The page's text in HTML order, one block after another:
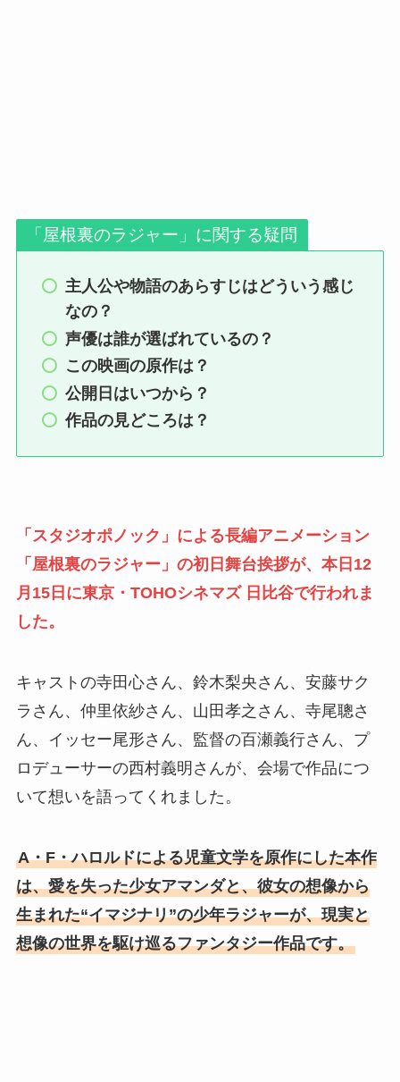
「屋根裏のラジャー」に関する疑問
主人公や物語のあらすじはどういう感じ
なの？
声優は誰が選ばれているの？
この映画の原作は？
公開日はいつから？
作品の見どころは？
「スタジオポノック」による長編アニメーション
「屋根裏のラジャー」の初日舞台挨拶が、本日12
月15日に東京・TOHOシネマズ 日比谷で行われま
した。
キャストの寺田心さん、鈴木梨央さん、安藤サク
ラさん、仲里依紗さん、山田孝之さん、寺尾聰さ
ん、イッセー尾形さん、監督の百瀬義行さん、プ
ロデューサーの西村義明さんが、会場で作品につ
いて想いを語ってくれました。
A・F・ハロルドによる児童文学を原作にした本作
は、愛を失った少女アマンダと、彼女の想像から
生まれた“イマジナリ”の少年ラジャーが、現実と
想像の世界を駆け巡るファンタジー作品です。